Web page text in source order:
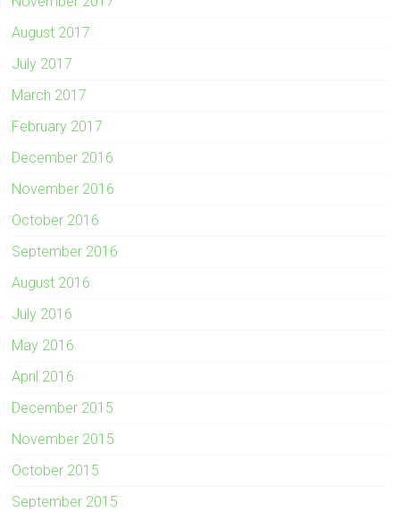
August 2017
July 2017
March 2017
February 2017
December 2016
November 2016
October 2016
September 2016
August 2016
July 2016
May 2016
April 2016
December 2015
November 2015
October 2015
September 2015